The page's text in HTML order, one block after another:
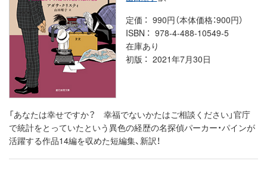
定価
990円（本体価格：900円）
ISBN
978-4-488-10549-5
在庫あり
初版
2021年7月30日
「あなたは幸せですか？ 幸福でないかたはご相談ください」官庁
で統計をとっていたという異色の経歴の名探偵パーカー・パインが
活躍する作品14編を収めた短編集、新訳！